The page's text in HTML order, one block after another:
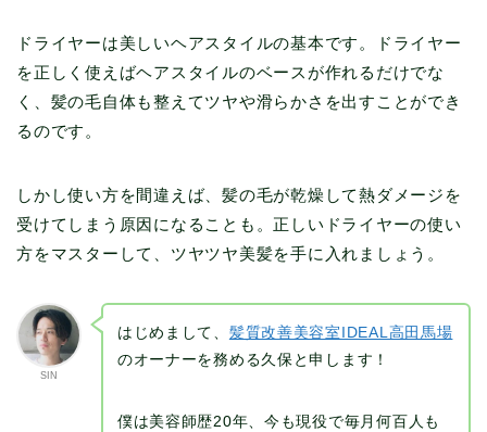
ドライヤーは美しいヘアスタイルの基本です。ドライヤー
を正しく使えばヘアスタイルのベースが作れるだけでな
く、髪の毛自体も整えてツヤや滑らかさを出すことができ
るのです。
しかし使い方を間違えば、髪の毛が乾燥して熱ダメージを
受けてしまう原因になることも。正しいドライヤーの使い
方をマスターして、ツヤツヤ美髪を手に入れましょう。
SIN
はじめまして、 髪質改善美容室IDEAL高田馬場
のオーナーを務める久保と申します！
僕は美容師歴20年、今も現役で毎月何百人も